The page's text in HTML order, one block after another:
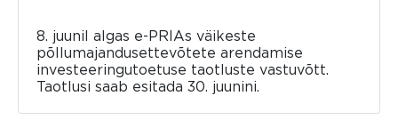
8. juunil algas e-PRIAs väikeste
põllumajandusettevõtete arendamise
investeeringutoetuse taotluste vastuvõtt.
Taotlusi saab esitada 30. juunini.